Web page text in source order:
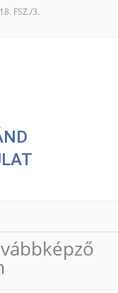
FSZ./3.